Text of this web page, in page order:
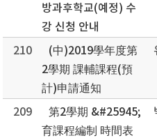
방과후학교(예정) 수
강 신청 안내
210
(中)2019學年度第
2學期 課輔課程(預
計)申請通知
209
第2學期 &#25945;
育課程編制 時間表